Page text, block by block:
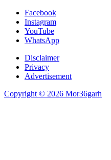
Facebook
Instagram
YouTube
WhatsApp
Disclaimer
Privacy
Advertisement
Copyright © 2026 Mor36garh